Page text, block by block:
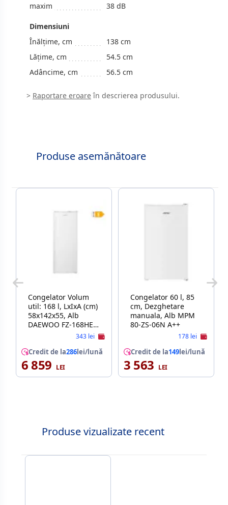
maxim
38 dB
Dimensiuni
Înălțime, cm
138 cm
Lățime, cm
54.5 cm
Adâncime, cm
56.5 cm
> Raportare eroareîn descrierea produsului.
Produse asemănătoare
Congelator Volum
util: 168 l, LxIxA (cm)
58x142x55, Alb
DAEWOO FZ-168HEW
343 lei
Credit de la286lei/lună
6 859
Congelator 60 l, 85
cm, Dezghetare
manuala, Alb MPM
80-ZS-06N A++
178 lei
Credit de la149lei/lună
3 563
Produse vizualizate recent